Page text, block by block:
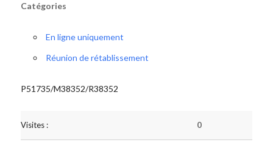
Catégories
En ligne uniquement
Réunion de rétablissement
P51735/M38352/R38352
Visites : 0